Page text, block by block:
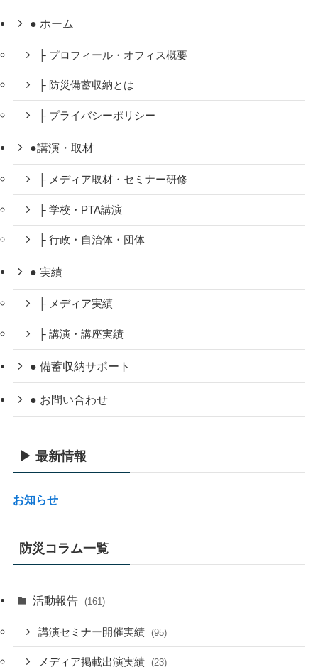
● ホーム
├ プロフィール・オフィス概要
├ 防災備蓄収納とは
├ プライバシーポリシー
●講演・取材
├ メディア取材・セミナー研修
├ 学校・PTA講演
├ 行政・自治体・団体
● 実績
├ メディア実績
├ 講演・講座実績
● 備蓄収納サポート
● お問い合わせ
▶ 最新情報
お知らせ
防災コラム一覧
活動報告 (161)
講演セミナー開催実績 (95)
メディア掲載出演実績 (23)